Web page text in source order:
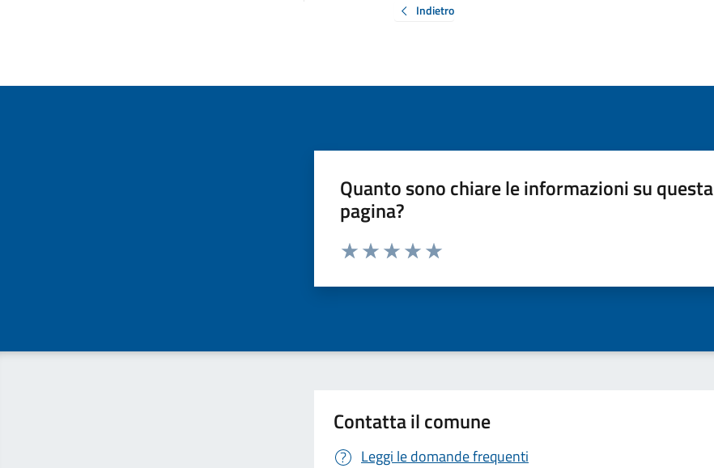
Indietro
Quanto sono chiare le informazioni su questa
pagina?
Valuta da 1 a 5 stelle la pagina
Contatta il comune
Leggi le domande frequenti